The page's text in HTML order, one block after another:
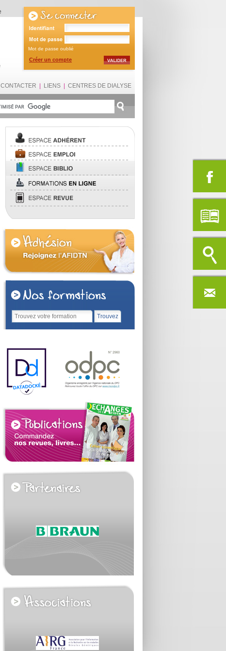
Mot de passe oublié
Créer un compte
LIENS CENTRES DE DIALYSE